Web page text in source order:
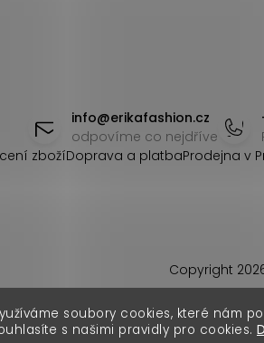
soubory cookies, které nám
s našimi pravidly pro cookies.
info@erikafashion.cz
odpovíme co nejdříve
zbožíDoprava a platbaProdejna v
Copyright